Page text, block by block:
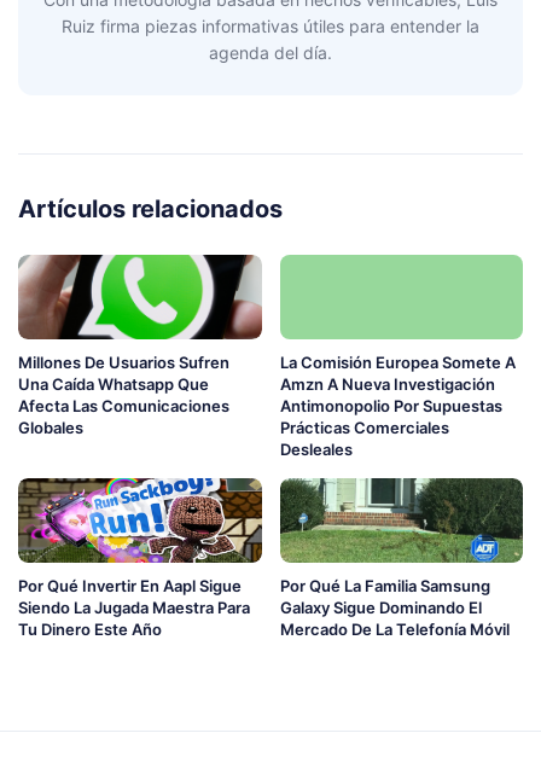
Ruiz firma piezas informativas útiles para entender la
agenda del día.
Artículos relacionados
Millones De Usuarios Sufren
Una Caída Whatsapp Que
Afecta Las Comunicaciones
Globales
La Comisión Europea Somete A
Amzn A Nueva Investigación
Antimonopolio Por Supuestas
Prácticas Comerciales
Desleales
Por Qué Invertir En Aapl Sigue
Siendo La Jugada Maestra Para
Tu Dinero Este Año
Por Qué La Familia Samsung
Galaxy Sigue Dominando El
Mercado De La Telefonía Móvil